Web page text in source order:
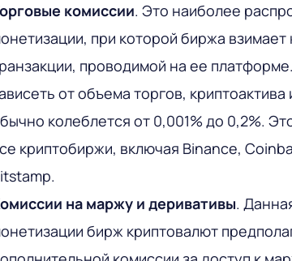
комиссии. Это наиболее
при которой биржа
проводимой на ее
от объема торгов, криптоактива
колеблется от 0,001% до 0,2%.
криптобиржи, включая Binance,
на маржу и деривативы.
бирж криптовалют